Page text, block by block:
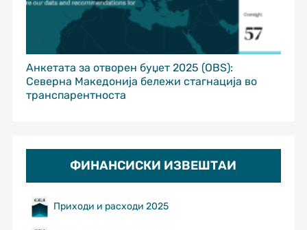
Анкетата за отворен буџет 2025 (OBS):
Северна Македонија бележи стагнација во
транспарентноста
ФИНАНСИСКИ ИЗВЕШТАИ
Приходи и расходи 2025